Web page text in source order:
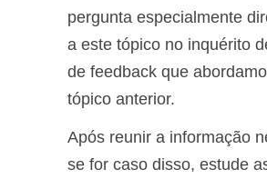
pergunta especialmente
a este tópico no inquérito
de feedback que
tópico anterior.
Após reunir a informação
se for caso disso, estude